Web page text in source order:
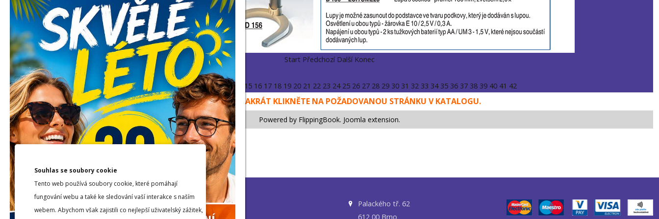
Souhlas se soubory cookie
Tento web používá soubory cookie, které pomáhají
fungování webu a také ke sledování vaší interakce s naším
webem. Abychom však zajistili co nejlepší uživatelský zážitek,
Start Předchozí Další Konec
1 2 5 6 7 8 9 10 11 12 13 14 15 16 17 18 19 20 21 22 23 24 25 26 27 28 29 30 31 32 33 34 35 36 37 38 39 40 41 42
PRO ZVĚTŠENÍ DVAKRÁT KLIKNĚTE NA POŽADOVANOU STRÁNKU V KATALOGU.
Powered by FlippingBook. Joomla extension.
Halasovo nám.5
638 00 Brno
Palackého tř. 62
612 00 Brno